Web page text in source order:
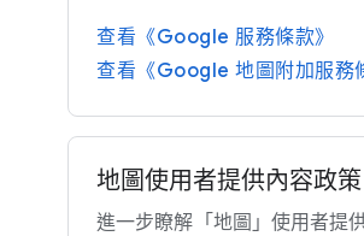
查​看《Google 服務​條款​》
查​看《Google 地圖​附加​服務​
地圖​使用​者​提供​內容​政策
進一步​瞭解​「地圖」​使用​者​提